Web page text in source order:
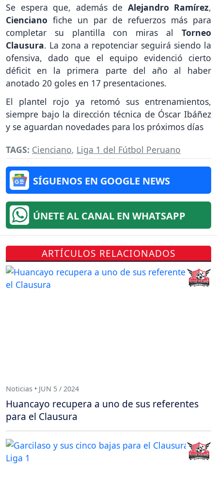
Se espera que, además de Alejandro Ramírez,
Cienciano fiche un par de refuerzos más para
completar su plantilla con miras al Torneo
Clausura. La zona a repotenciar seguirá siendo la
ofensiva, dado que el equipo evidenció cierto
déficit en la primera parte del año al haber
anotado 20 goles en 17 presentaciones.
El plantel rojo ya retomó sus entrenamientos,
siempre bajo la dirección técnica de Óscar Ibáñez
y se aguardan novedades para los próximos días
TAGS: Cienciano, Liga 1 del Fútbol Peruano
SÍGUENOS EN GOOGLE NEWS
ÚNETE AL CANAL EN WHATSAPP
ARTÍCULOS RELACIONADOS
Noticias • JUN 5 / 2024
Huancayo recupera a uno de sus referentes
para el Clausura